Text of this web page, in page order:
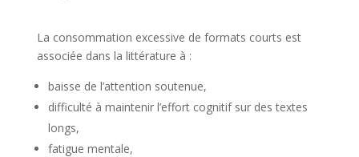
La consommation excessive de formats courts est
associée dans la littérature à :
baisse de l’attention soutenue,
difficulté à maintenir l’effort cognitif sur des textes
longs,
fatigue mentale,